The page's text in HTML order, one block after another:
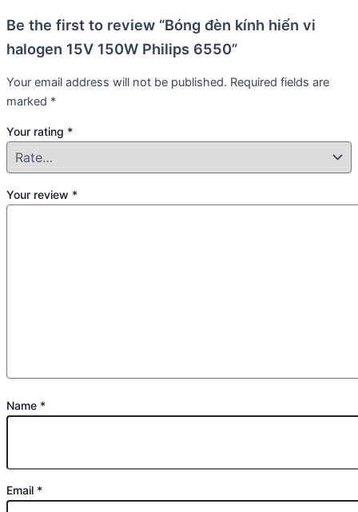
Be the first to review “Bóng đèn kính hiển vi
halogen 15V 150W Philips 6550”
Your email address will not be published. Required fields are
marked *
Your rating *
Your review *
Name *
Email *